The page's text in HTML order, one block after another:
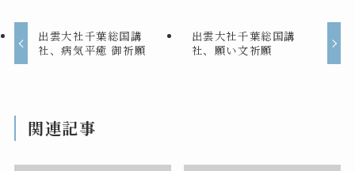
出雲大社千葉総国講
社、病気平癒 御祈願
出雲大社千葉総国講
社、願い文祈願
関連記事